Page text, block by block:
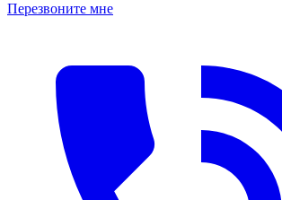
Перезвоните мне